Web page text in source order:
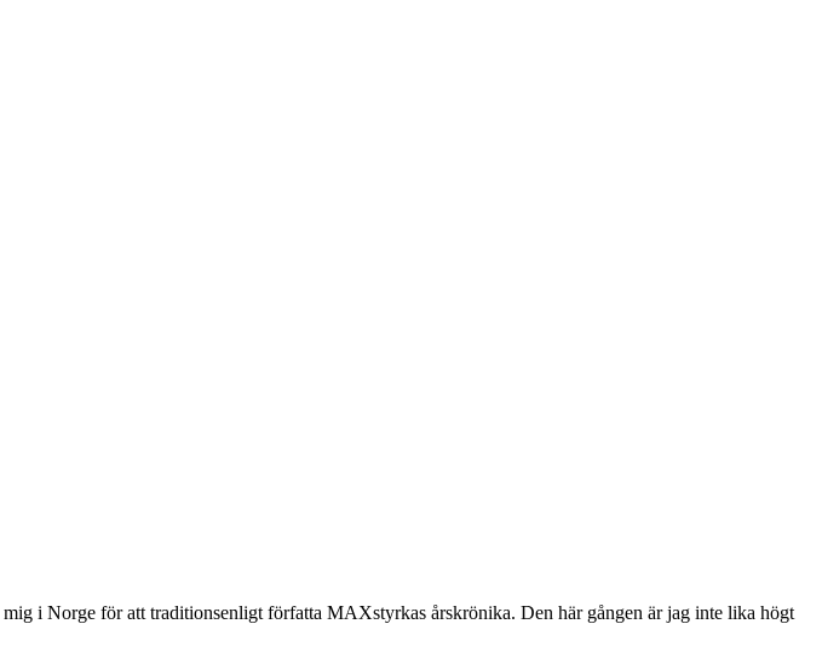
i Norge för att traditionsenligt författa MAXstyrkas årskrönika. Den här gången är jag inte lika högt